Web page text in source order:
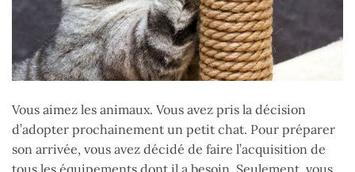
Vous aimez les animaux. Vous avez pris la décision
d’adopter prochainement un petit chat. Pour préparer
son arrivée, vous avez décidé de faire l’acquisition de